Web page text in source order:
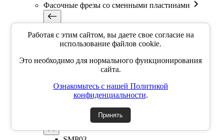
Фасочные фрезы со сменными пластинами
SSP
SSY
TKCM
Дисковые фрезы со сменными пластинами
Дисковые фрезы со сменными пластинами
Работая с этим сайтом, вы даете свое согласие на
использование файлов cookie.
Это необходимо для нормального функционирования
сайта.
Ознакомьтесь с нашей Политикой
конфиденциальности.
Принять